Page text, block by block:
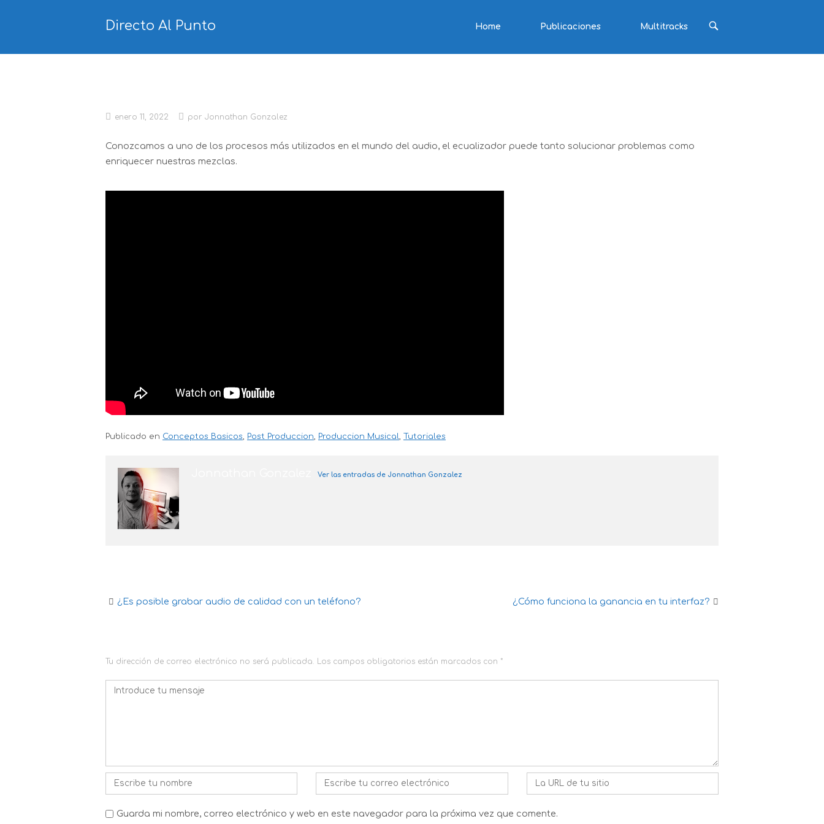
Directo Al Punto Home Publicaciones Multitracks
ABRIR
BARRA
enero 11, 2022 por Jonnathan Gonzalez
Conozcamos a uno de los procesos más utilizados en el mundo del audio, el ecualizador puede tanto solucionar problemas como
enriquecer nuestras mezclas.
Publicado en Conceptos Basicos, Post Produccion, Produccion Musical, Tutoriales
Ver las entradas de Jonnathan Gonzalez
Navegación
la
entrada
¿Es posible grabar audio de calidad con un teléfono? ¿Cómo funciona la ganancia en tu interfaz?
Tu dirección de correo electrónico no será publicada. Los campos obligatorios están marcados con *
Comentario
Nombre
*
Correo
electrónico
Web
Guarda mi nombre, correo electrónico y web en este navegador para la próxima vez que comente.